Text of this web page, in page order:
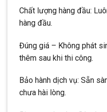
Chất lượng hàng đầu:
hàng đầu.
Đúng giá – Không phát
thêm sau khi thi công.
Bảo hành dịch vụ: Sẵn
chưa hài lòng.